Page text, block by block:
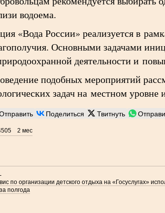
водоема.
«Вода России» реализуется в
Основными задачами
деятельности и
подобных мероприятий
задач на местном
Поделиться Твитнуть
2 мес
по организации детского отдыха на «Госуслугах»
полгода